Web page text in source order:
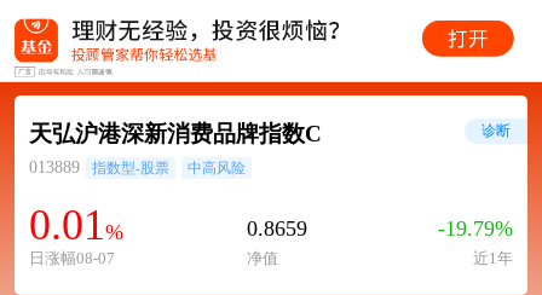
天弘沪港深新消费品牌指数C
013889 指数型-股票 中高风险
0.01 %
日涨幅08-07
0.8659
净值
-19.79%
近1年
诊断